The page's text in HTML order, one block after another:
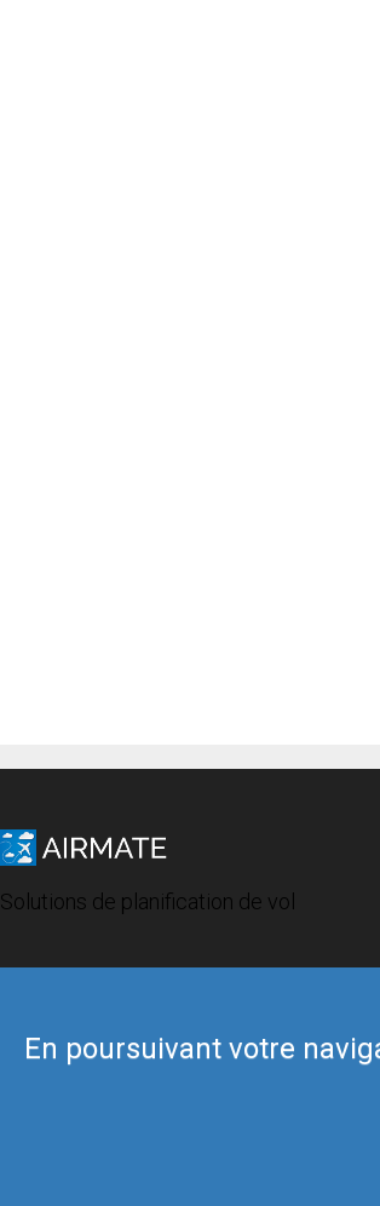
En poursuivant votre
Solutions de planification de vol